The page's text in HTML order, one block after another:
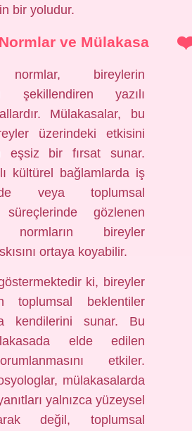
bir yoludur.
ve Mülakasa
normlar, bireylerin
şekillendiren yazılı
Mülakasalar, bu
üzerindeki etkisini
eşsiz bir fırsat sunar.
kültürel bağlamlarda iş
veya toplumsal
süreçlerinde gözlenen
normların bireyler
ortaya koyabilir.
ki, bireyler
toplumsal beklentiler
kendilerini sunar. Bu
elde edilen
etkiler.
mülakasalarda
yalnızca yüzeysel
değil, toplumsal